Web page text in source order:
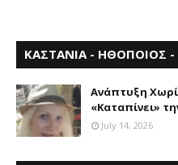
ΚΑΣΤΑΝΙΑ - ΗΘΟΠΟΙΟΣ
Aνάπτυξη
«Καταπίνει»
July 14, 2026